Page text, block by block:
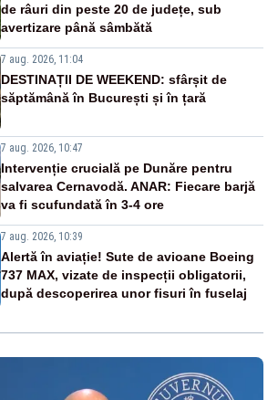
de râuri din peste 20 de județe, sub
avertizare până sâmbătă
7 aug. 2026, 11:04
DESTINAȚII DE WEEKEND: sfârșit de
săptămână în București și în țară
7 aug. 2026, 10:47
Intervenție crucială pe Dunăre pentru
salvarea Cernavodă. ANAR: Fiecare barjă
va fi scufundată în 3-4 ore
7 aug. 2026, 10:39
Alertă în aviație! Sute de avioane Boeing
737 MAX, vizate de inspecții obligatorii,
după descoperirea unor fisuri în fuselaj